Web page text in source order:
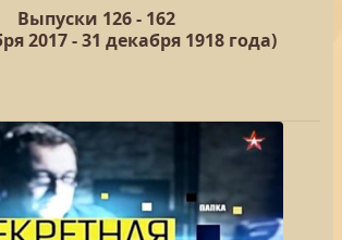
Выпуски 126 - 162
2017 - 31 декабря 1918 года)